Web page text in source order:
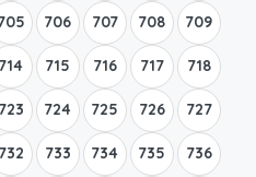
706 707 708 709
714 715 716 717 718
723 724 725 726 727
732 733 734 735 736